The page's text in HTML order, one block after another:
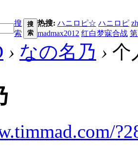
搜
索
搜
索
热搜: ハニロピ☆ ハニロピ
madmax2012 红白梦寐合战
› なの名乃 › 个